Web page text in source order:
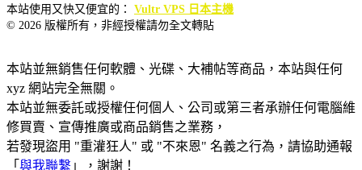
本站使用又快又便宜的： Vultr VPS 日本主機
© 2026 版權所有，非經授權請勿全文轉貼
本站並無銷售任何軟體、光碟、大補帖等商品，本站與任何
xyz 網站完全無關。
本站並無委託或授權任何個人、公司或第三者承辦任何電腦維
修買賣、宣傳推廣或商品銷售之業務，
若發現盜用 "重灌狂人" 或 "不來恩" 名義之行為，請協助通報
「 與我聯繫 」，謝謝！